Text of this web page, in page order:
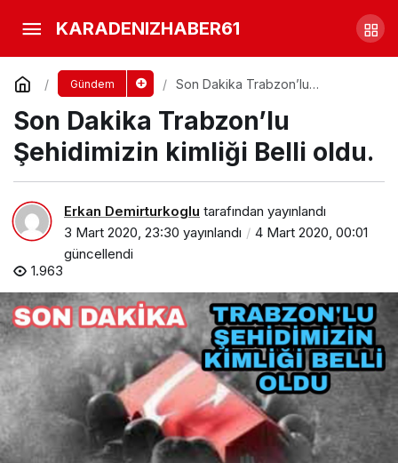
KARADENIZHABER61
Gündem
Son Dakika Trabzon’lu
Son Dakika Trabzon’lu
Şehidimizin kimliği Belli oldu.
Erkan Demirturkoglu tarafından yayınlandı
3 Mart 2020, 23:30 yayınlandı
4 Mart 2020, 00:01
güncellendi
1.963
Son Dakika Suriye’den
Trabzon’a Acı Haber Şehidimiz var
Yorum Yap